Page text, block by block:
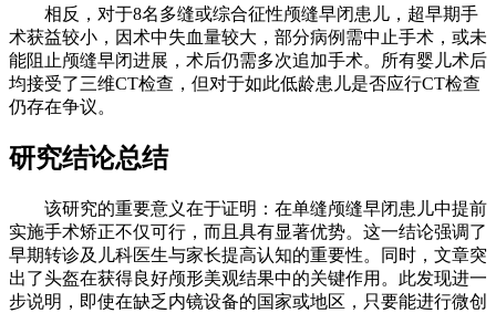
相反，对于8名多缝或综合征性颅缝早闭患儿，超早期手
术获益较小，因术中失血量较大，部分病例需中止手术，或未
能阻止颅缝早闭进展，术后仍需多次追加手术。所有婴儿术后
均接受了三维CT检查，但对于如此低龄患儿是否应行CT检查
仍存在争议。
​研究结论总结​
该研究的重要意义在于证明：在单缝颅缝早闭患儿中提前
实施手术矫正不仅可行，而且具有显著优势。这一结论强调了
早期转诊及儿科医生与家长提高认知的重要性。同时，文章突
出了头盔在获得良好颅形美观结果中的关键作用。此发现进一
步说明，即使在缺乏内镜设备的国家或地区，只要能进行微创